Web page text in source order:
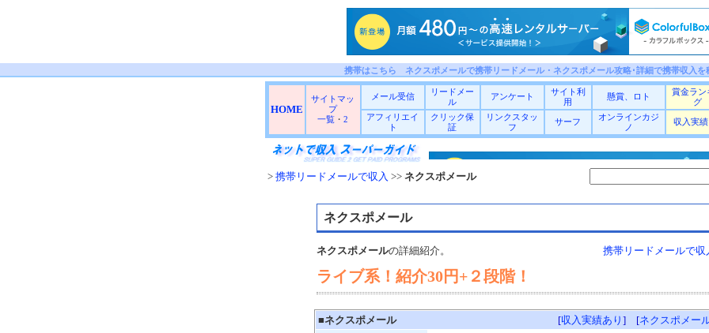
携帯はこちら ネクスポメールで携帯リードメール・ネクスポメール攻略･詳細で携帯収入を
HOME
サイトマッ
プ
一覧 ・ 2
メール受信
リードメー
ル
アンケート
サイト利
用
懸賞、ロト
賞金ラン
グ
アフィリエイ
ト
クリック保
証
リンクスタッ
フ
サーフ
オンラインカジ
ノ
収入実績
> 携帯リードメールで収入 >> ネクスポメール
ネクスポメール
ネクスポメールの詳細紹介。 携帯リードメールで収
ライブ系！紹介30円+２段階！
■ネクスポメール [収入実績あり ] [ネクスポメー